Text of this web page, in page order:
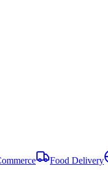
Food Delivery